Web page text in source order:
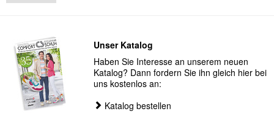
Unser Katalog
Haben Sie Interesse an unserem neuen
Katalog? Dann fordern Sie ihn gleich hier bei
uns kostenlos an:
Katalog bestellen